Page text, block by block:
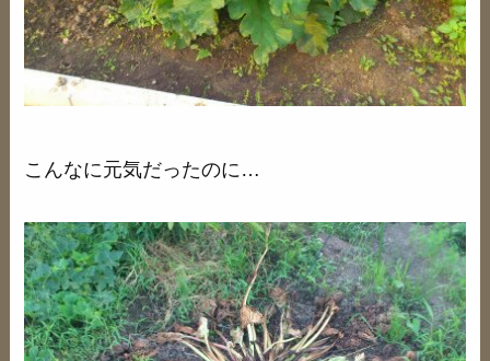
こんなに元気だったのに…